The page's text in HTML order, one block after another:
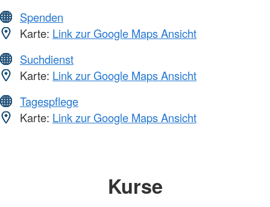
Spenden
Karte: Link zur Google Maps Ansicht
Suchdienst
Karte: Link zur Google Maps Ansicht
Tagespflege
Karte: Link zur Google Maps Ansicht
Kurse